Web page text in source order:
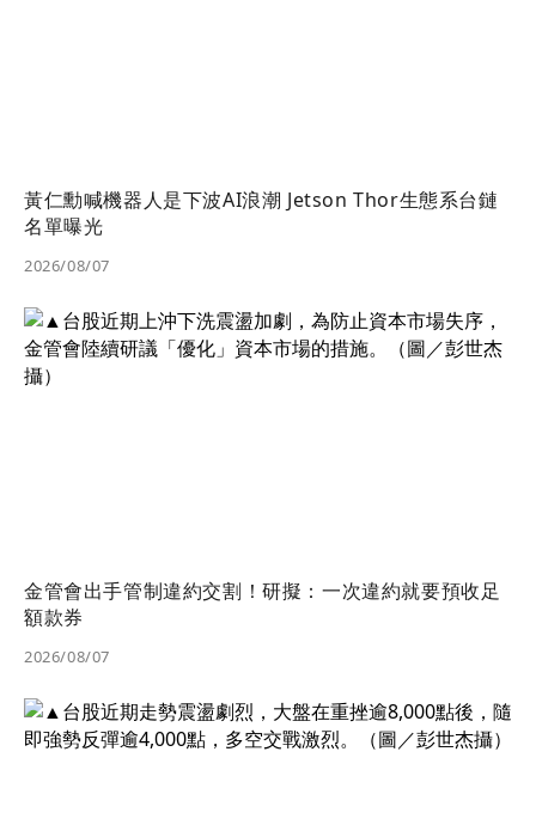
黃仁勳喊機器人是下波AI浪潮 Jetson Thor生態系台鏈
名單曝光
2026/08/07
金管會出手管制違約交割！研擬：一次違約就要預收足
額款券
2026/08/07